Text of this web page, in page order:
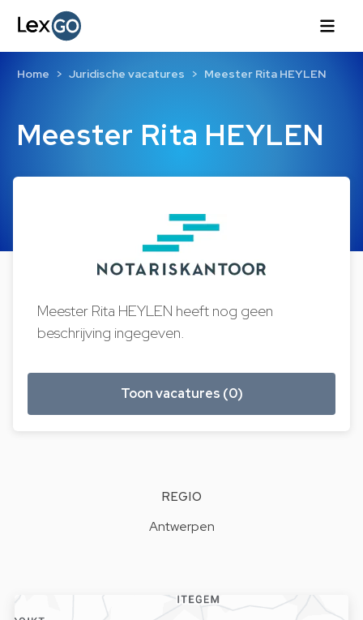
Meester Rita HEYLEN
Home Juridische vacatures Meester Rita HEYLEN
Meester Rita HEYLEN heeft nog geen
beschrijving ingegeven.
Toon vacatures (0)
REGIO
Antwerpen